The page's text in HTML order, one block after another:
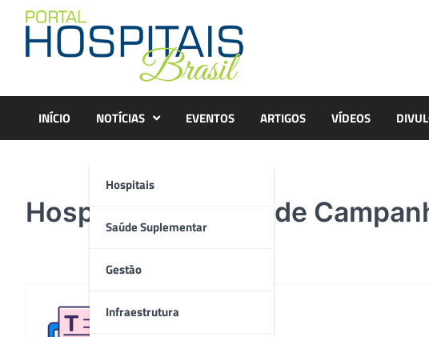
content
INÍCIO NOTÍCIAS
Hospitais
Saúde Suplementar
Gestão
Infraestrutura
EVENTOS ARTIGOS VÍDEOS
Hospital Municipal de